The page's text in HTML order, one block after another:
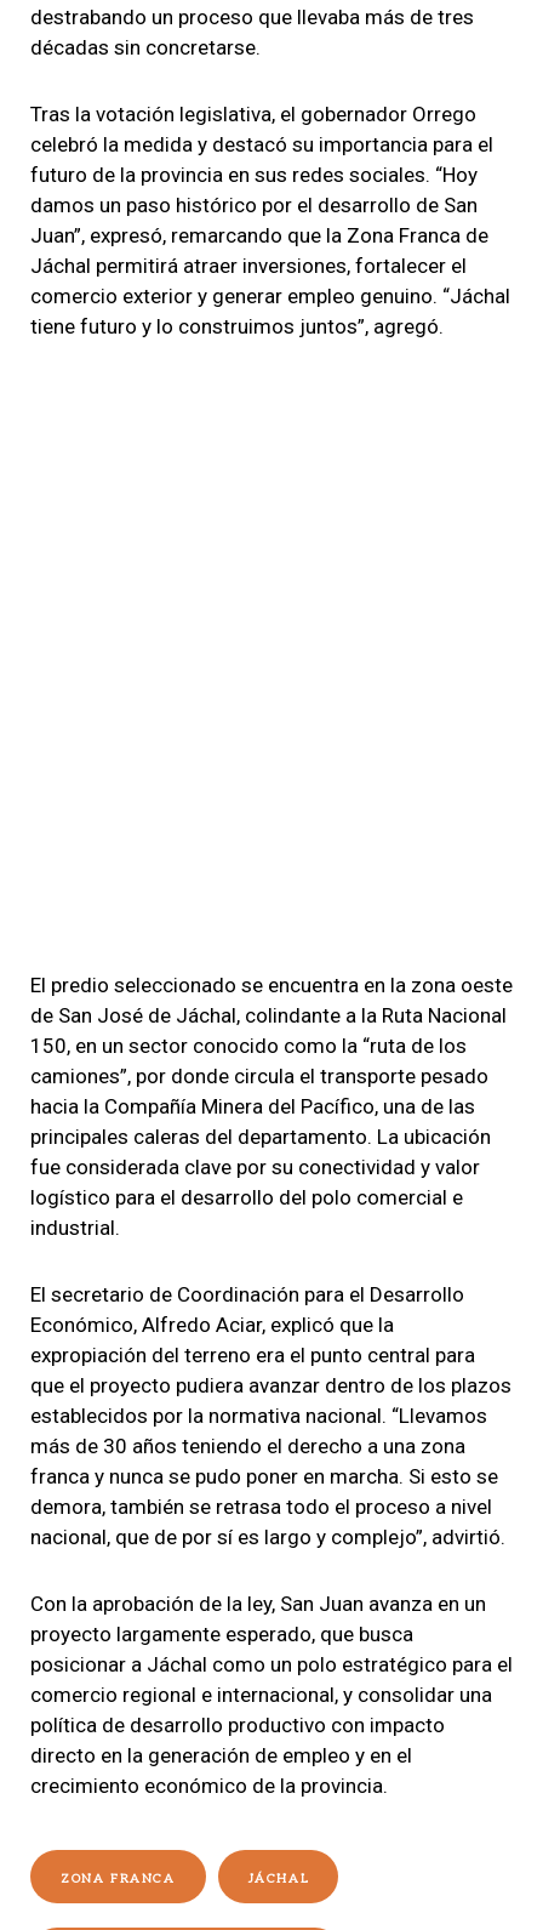
destrabando un proceso que llevaba más de tres
décadas sin concretarse.
Tras la votación legislativa, el gobernador Orrego
celebró la medida y destacó su importancia para el
futuro de la provincia en sus redes sociales. “Hoy
damos un paso histórico por el desarrollo de San
Juan”, expresó, remarcando que la Zona Franca de
Jáchal permitirá atraer inversiones, fortalecer el
comercio exterior y generar empleo genuino. “Jáchal
tiene futuro y lo construimos juntos”, agregó.
El predio seleccionado se encuentra en la zona oeste
de San José de Jáchal, colindante a la Ruta Nacional
150, en un sector conocido como la “ruta de los
camiones”, por donde circula el transporte pesado
hacia la Compañía Minera del Pacífico, una de las
principales caleras del departamento. La ubicación
fue considerada clave por su conectividad y valor
logístico para el desarrollo del polo comercial e
industrial.
El secretario de Coordinación para el Desarrollo
Económico, Alfredo Aciar, explicó que la
expropiación del terreno era el punto central para
que el proyecto pudiera avanzar dentro de los plazos
establecidos por la normativa nacional. “Llevamos
más de 30 años teniendo el derecho a una zona
franca y nunca se pudo poner en marcha. Si esto se
demora, también se retrasa todo el proceso a nivel
nacional, que de por sí es largo y complejo”, advirtió.
Con la aprobación de la ley, San Juan avanza en un
proyecto largamente esperado, que busca
posicionar a Jáchal como un polo estratégico para el
comercio regional e internacional, y consolidar una
política de desarrollo productivo con impacto
directo en la generación de empleo y en el
crecimiento económico de la provincia.
ZONA FRANCA JÁCHAL